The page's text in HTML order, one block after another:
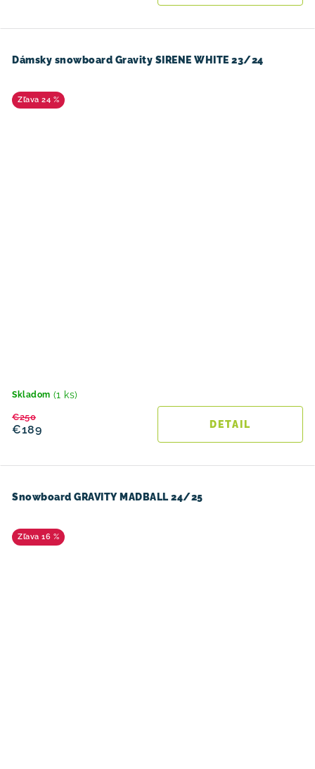
Dámsky snowboard Gravity SIRENE WHITE 23/24
24 %
Skladom (1 ks)
€189
€250
DETAIL
Snowboard GRAVITY MADBALL 24/25
16 %